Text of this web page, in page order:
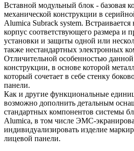
Вставной модульный блок - базовая
механической конструкции в
Alumica Subrack system.
корпус соответствующего размера и
установки и защиты одной или
также нестандартных электронных
Отличительной особенностью
конструкции, в основе которой
который сочетает в себе стенку
панели.
Как и другие функциональные
возможно дополнить детальным
стандартных компонентов системы
Alumicа, в том числе ЭМС-
индивидуализировать изделие
лицевой панели.